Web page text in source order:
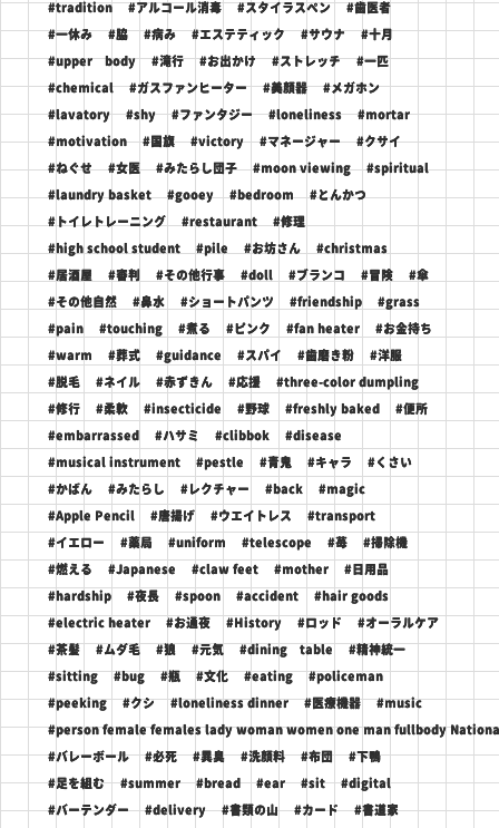
#tradition #アルコール消毒 #スタイラスペン #歯医者
#一休み #脇 #病み #エステティック #サウナ #十月
#upper body #滝行 #お出かけ #ストレッチ #一匹
#chemical #ガスファンヒーター #美顔器 #メガホン
#lavatory #shy #ファンタジー #loneliness #mortar
#motivation #国旗 #victory #マネージャー #クサイ
#ねぐせ #女医 #みたらし団子 #moon viewing #spiritual
#laundry basket #gooey #bedroom #とんかつ
#トイレトレーニング #restaurant #修理
#high school student #pile #お坊さん #christmas
#居酒屋 #審判 #その他行事 #doll #ブランコ #冒険 #傘
#その他自然 #鼻水 #ショートパンツ #friendship #grass
#pain #touching #煮る #ピンク #fan heater #お金持ち
#warm #葬式 #guidance #スパイ #歯磨き粉 #洋服
#脱毛 #ネイル #赤ずきん #応援 #three-color dumpling
#修行 #柔軟 #insecticide #野球 #freshly baked #便所
#embarrassed #ハサミ #clibbok #disease
#musical instrument #pestle #青鬼 #キャラ #くさい
#かばん #みたらし #レクチャー #back #magic
#Apple Pencil #唐揚げ #ウエイトレス #transport
#イエロー #薬局 #uniform #telescope #苺 #掃除機
#燃える #Japanese #claw feet #mother #日用品
#hardship #夜長 #spoon #accident #hair goods
#electric heater #お通夜 #History #ロッド #オーラルケア
#茶髪 #ムダ毛 #狼 #元気 #dining table #精神統一
#sitting #bug #瓶 #文化 #eating #policeman
#peeking #クシ #loneliness dinner #医療機器 #music
#person female females lady woman women one man fullbody
#バレーボール #必死 #異臭 #洗顔料 #布団 #下鴨
#足を組む #summer #bread #ear #sit #digital
#バーテンダー #delivery #書類の山 #カード #書道家